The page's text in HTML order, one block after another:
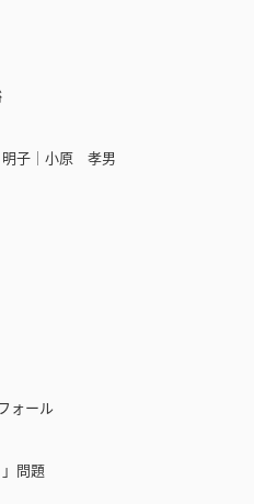
子│小原 孝男
ォール
問題